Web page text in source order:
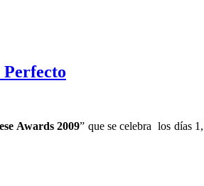
Perfecto
Awards 2009” que se celebra los días